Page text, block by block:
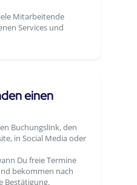
Mitarbeitende
Services und
einen
Buchungslink, den
in Social Media oder
Du freie Termine
bekommen nach
Bestätigung.